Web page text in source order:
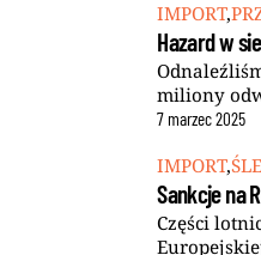
IMPORT,
Hazard w
miliony
7 marzec2025
IMPORT,
Sankcje na
Części